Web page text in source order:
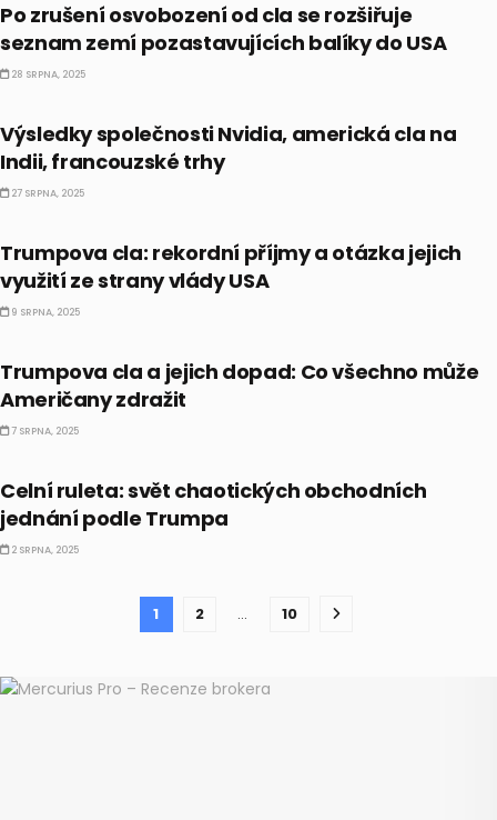
Po zrušení osvobození od cla se rozšiřuje
seznam zemí pozastavujících balíky do USA
28 SRPNA, 2025
Výsledky společnosti Nvidia, americká cla na
Indii, francouzské trhy
27 SRPNA, 2025
Trumpova cla: rekordní příjmy a otázka jejich
využití ze strany vlády USA
9 SRPNA, 2025
Trumpova cla a jejich dopad: Co všechno může
Američany zdražit
7 SRPNA, 2025
Celní ruleta: svět chaotických obchodních
jednání podle Trumpa
2 SRPNA, 2025
1 2 … 10